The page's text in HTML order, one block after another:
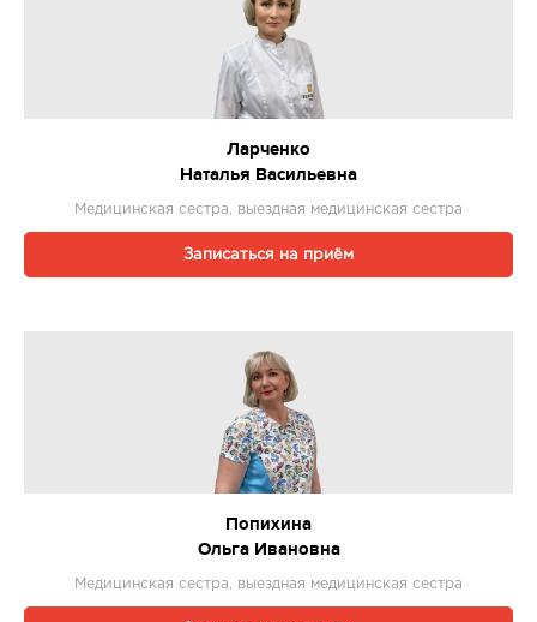
Ларченко
Наталья Васильевна
Медицинская сестра, выездная медицинская сестра
Записаться на приём
Попихина
Ольга Ивановна
Медицинская сестра, выездная медицинская сестра